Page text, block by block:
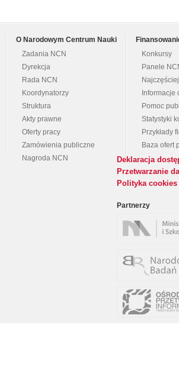
O Narodowym Centrum Nauki
Zadania NCN
Dyrekcja
Rada NCN
Koordynatorzy
Struktura
Akty prawne
Oferty pracy
Zamówienia publiczne
Nagroda NCN
Konkursy
Panele
Informacje
Pomoc
Statystyki
Przykłady
Baza ofert
Deklaracja
Przetwarzanie
Polityka cookies
Partnerzy